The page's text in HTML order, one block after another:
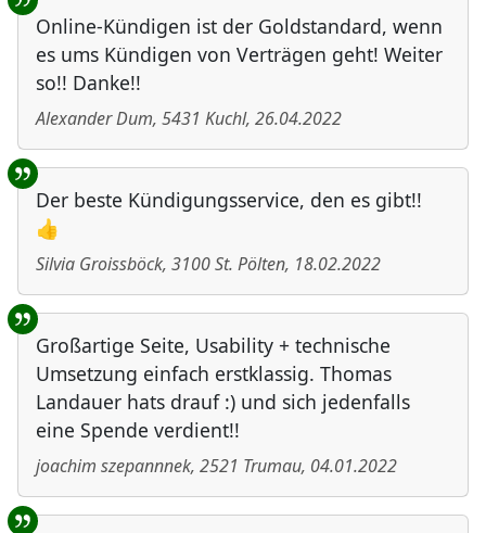
Online-Kündigen ist der Goldstandard, wenn
es ums Kündigen von Verträgen geht! Weiter
so!! Danke!!
Alexander Dum, 5431 Kuchl, 26.04.2022
Der beste Kündigungsservice, den es gibt!!
👍
Silvia Groissböck, 3100St. Pölten, 18.02.2022
Großartige Seite, Usability + technische
Umsetzung einfach erstklassig. Thomas
Landauer hats drauf :) und sich jedenfalls
eine Spende verdient!!
joachim szepannnek, 2521 Trumau, 04.01.2022